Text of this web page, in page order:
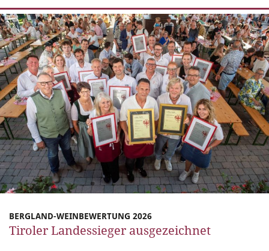
BERGLAND-WEINBEWERTUNG 2026
Tiroler Landessieger ausgezeichnet